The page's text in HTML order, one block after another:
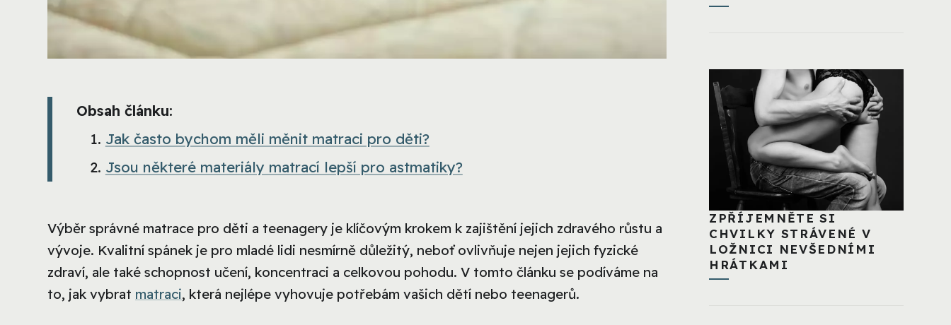
Obsah článku:
Jak často bychom měli měnit matraci pro děti?
Jsou některé materiály matrací lepší pro astmatiky?
Výběr správné matrace pro děti a teenagery je klíčovým krokem k zajištění jejich zdravého růstu a
vývoje. Kvalitní spánek je pro mladé lidi nesmírně důležitý, neboť ovlivňuje nejen jejich fyzické
zdraví, ale také schopnost učení, koncentraci a celkovou pohodu. V tomto článku se podíváme na
to, jak vybrat matraci, která nejlépe vyhovuje potřebám vašich dětí nebo teenagerů.
ZPŘÍJEMNĚTE SI
CHVILKY STRÁVENÉ V
LOŽNICI NEVŠEDNÍMI
HRÁTKAMI